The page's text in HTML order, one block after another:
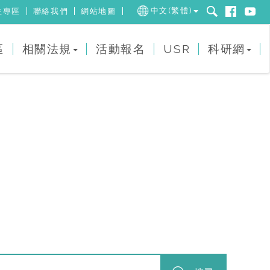
中文(繁體)
專區 聯絡我們 網站地圖
相關法規 活動報名 USR 科研網